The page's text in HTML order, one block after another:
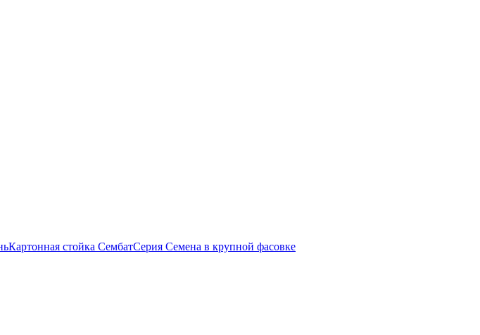
Картонная стойка СембатСерия Семена в крупной фасовке